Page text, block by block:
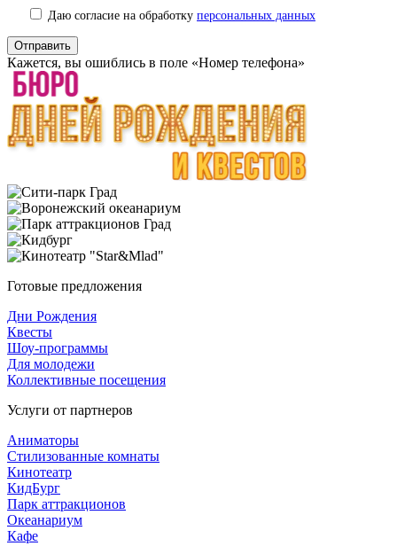
Даю согласие на обработку персональных данных
Кажется, вы ошиблись в поле «Номер телефона»
Готовые предложения
Дни Рождения
Квесты
Шоу-программы
Для молодежи
Коллективные посещения
Услуги от партнеров
Аниматоры
Стилизованные комнаты
Кинотеатр
КидБург
Парк аттракционов
Океанариум
Кафе